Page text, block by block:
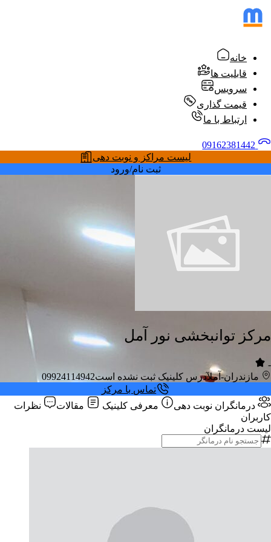
خانه
قابلیت ها
سرویس
قیمت گذاری
ارتباط با ما
لیست مراکز و نوبت دهی
ثبت نام/ورود
مرکز توانبخشی نور آمل
-
مازندران-آملآدرس کلینیک ثبت نشده است09924114942
تماس با مرکز
درمانگران نوبت دهی معرفی کلینیک مقالات
نظرات
کاربران
لیست درمانگران